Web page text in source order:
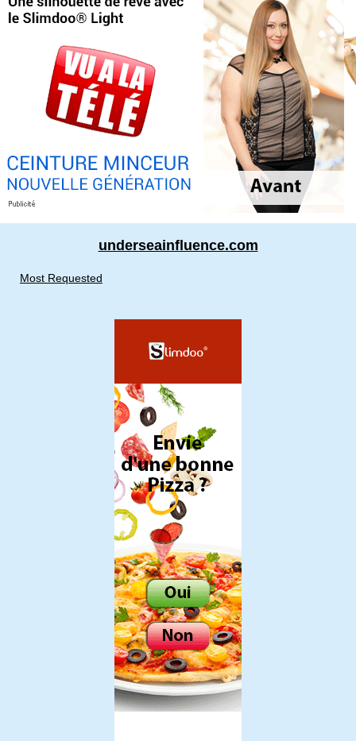
underseainfluence.com
Most Requested